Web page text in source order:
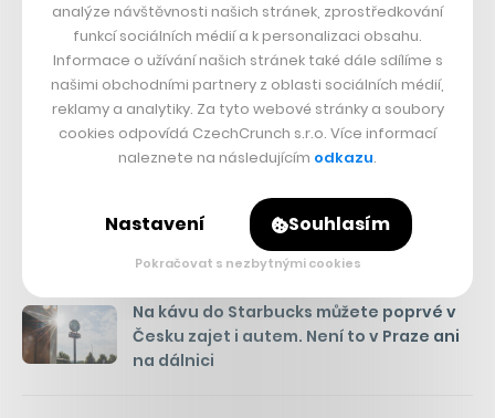
Sdílet článek
Přejít do diskuze
DALŠÍ RYCHLÉ ZPRÁVY
Na kávu do Starbucks můžete poprvé v
Česku zajet i autem. Není to v Praze ani
na dálnici
analýze návštěvnosti našich stránek, zprostředkování
funkcí sociálních médií a k personalizaci obsahu.
Informace o užívání našich stránek také dále sdílíme s
našimi obchodními partnery z oblasti sociálních médií,
reklamy a analytiky. Za tyto webové stránky a soubory
cookies odpovídá CzechCrunch s.r.o. Více informací
naleznete na následujícím odkazu.
Nastavení Souhlasím
Pokračovat s nezbytnými cookies